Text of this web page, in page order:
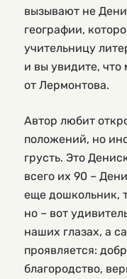
вызывают не
географии,
учительницу
и вы увидите,
от Лермонтова.
Автор любит
положений, но
грусть. Это
всего их 90 –
еще дошкольник,
но – вот
наших глазах, а
проявляется:
благородство,